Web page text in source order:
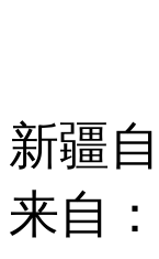
新疆
来自：